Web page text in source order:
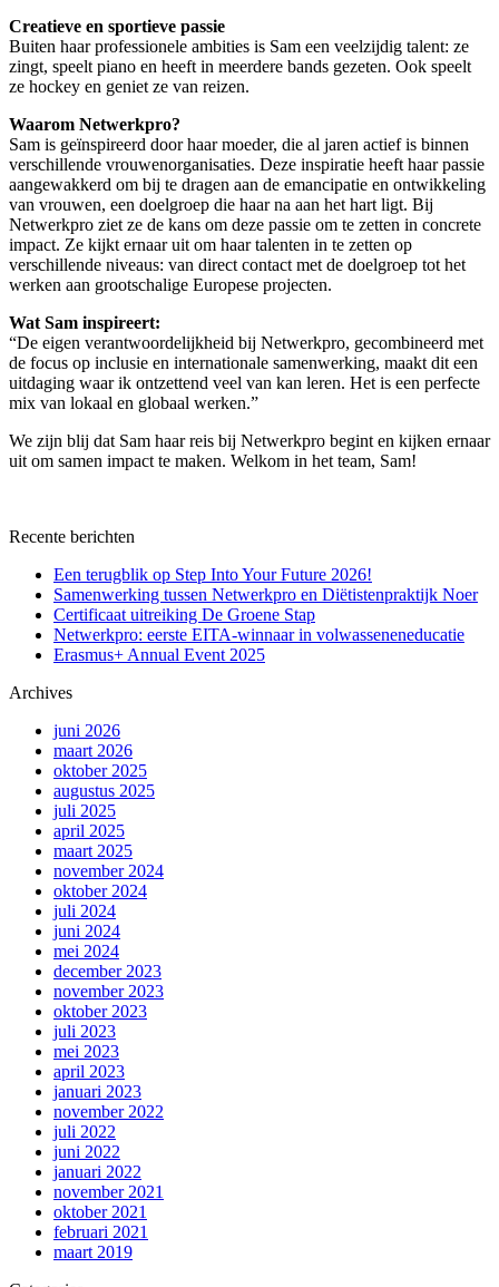
Creatieve en sportieve passie
Buiten haar professionele ambities is Sam een veelzijdig talent: ze
zingt, speelt piano en heeft in meerdere bands gezeten. Ook speelt
ze hockey en geniet ze van reizen.
Waarom Netwerkpro?
Sam is geïnspireerd door haar moeder, die al jaren actief is binnen
verschillende vrouwenorganisaties. Deze inspiratie heeft haar passie
aangewakkerd om bij te dragen aan de emancipatie en ontwikkeling
van vrouwen, een doelgroep die haar na aan het hart ligt. Bij
Netwerkpro ziet ze de kans om deze passie om te zetten in concrete
impact. Ze kijkt ernaar uit om haar talenten in te zetten op
verschillende niveaus: van direct contact met de doelgroep tot het
werken aan grootschalige Europese projecten.
Wat Sam inspireert:
“De eigen verantwoordelijkheid bij Netwerkpro, gecombineerd met
de focus op inclusie en internationale samenwerking, maakt dit een
uitdaging waar ik ontzettend veel van kan leren. Het is een perfecte
mix van lokaal en globaal werken.”
We zijn blij dat Sam haar reis bij Netwerkpro begint en kijken ernaar
uit om samen impact te maken. Welkom in het team, Sam!
Recente berichten
Een terugblik op Step Into Your Future 2026!
Samenwerking tussen Netwerkpro en Diëtistenpraktijk Noer
Certificaat uitreiking De Groene Stap
Netwerkpro: eerste EITA-winnaar in volwasseneneducatie
Erasmus+ Annual Event 2025
Archives
juni 2026
maart 2026
oktober 2025
augustus 2025
juli 2025
april 2025
maart 2025
november 2024
oktober 2024
juli 2024
juni 2024
mei 2024
december 2023
november 2023
oktober 2023
juli 2023
mei 2023
april 2023
januari 2023
november 2022
juli 2022
juni 2022
januari 2022
november 2021
oktober 2021
februari 2021
maart 2019